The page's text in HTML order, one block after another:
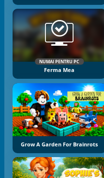
NUMAI PENTRU PC
Ferma Mea
Grow A Garden For Brainrots